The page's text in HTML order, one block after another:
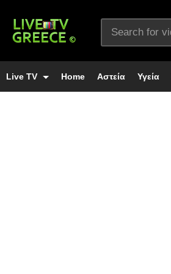
Live TV Home Αστεία Υγεία